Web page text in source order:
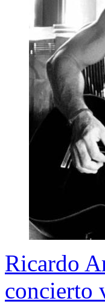
Ricardo
concierto